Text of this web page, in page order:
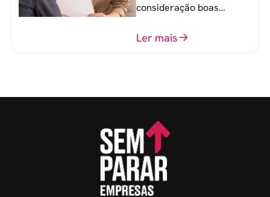
consideração boas
o perfil do profissional e
Ler mais